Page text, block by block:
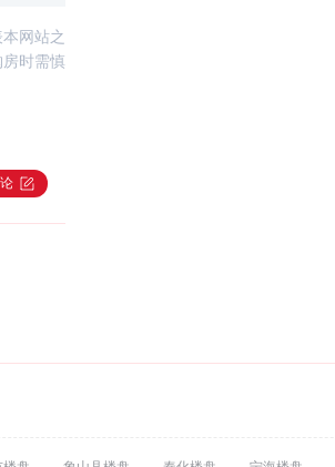
网站之
时需慎